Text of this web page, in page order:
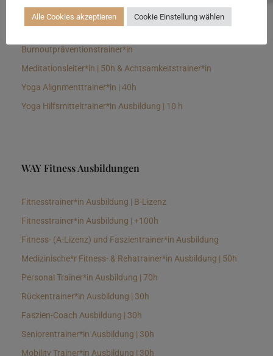
Longevitytrainer*in
Burnoutpräventionstrainer*in
Meditationsleiter*in | 50h & Achtsamkeitstrainer*in
Yoga Alignmenttrainer*in | 40h
Yoga Hilfsmitteltrainer*in Ausbildung | 10 h
WAY Fitness Ausbildungen
Fitnesstrainer*in Ausbildung | B-Lizenz
Fitnesstrainer*in Ausbildung | +100h
Fitness- (A-Lizenz) und Faszientrainer*in Ausbildung
Medizinische*r Fitness- & Rehatrainer*in Ausbildung | 50h
Personal Trainer*in Ausbildung | 70h
Rückentrainer*in Ausbildung | 30h
Faszien-Coach Ausbildung | 30h
Seniorentrainer*in Ausbildung | 30h
Mobility Trainer*in Ausbildung | 30h
Alle Cookies akzeptieren Cookie Einstellung wählen